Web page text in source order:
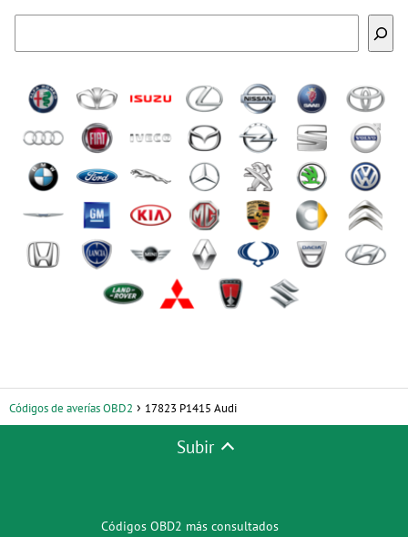
Códigos de averías OBD2 17823 P1415 Audi
Subir
Códigos OBD2 más consultados